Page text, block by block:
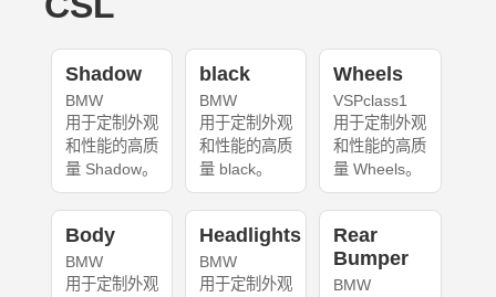
Shadow
BMW
用于定制外观
和性能的高质
量 Shadow。
black
BMW
用于定制外观
和性能的高质
量 black。
Wheels
VSPclass1
用于定制外观
和性能的高质
量 Wheels。
Body
BMW
用于定制外观
Headlights
BMW
用于定制外观
Rear
Bumper
BMW